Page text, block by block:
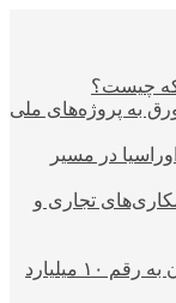
چیست؟
ورق به پروژه‌های ملی
در مسیر
تجاری و
افزایش حجم تجارت بین ایران و پاکستان به رقم ۱۰ میلیارد